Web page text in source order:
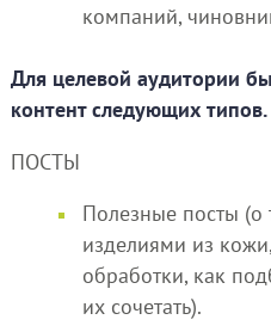
компаний,
Для целевой аудитории
контент следующих типов.
ПОСТЫ
Полезные посты (о
изделиями из
обработки, как
их сочетать).